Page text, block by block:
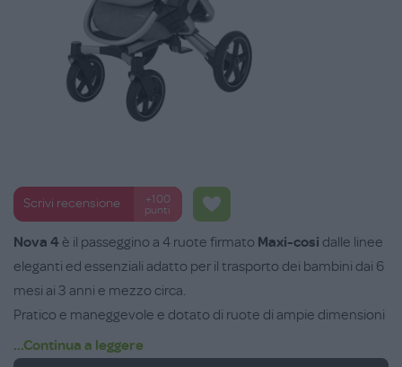
Scrivi recensione
+100
punti
Nova 4 è il passeggino a 4 ruote firmato Maxi-cosi dalle linee
eleganti ed essenziali adatto per il trasporto dei bambini dai 6
mesi ai 3 anni e mezzo circa.
Pratico e maneggevole e dotato di ruote di ampie dimensioni
tutte realizzate con materiale antiforatura e con sospensioni
e cuscinetti a sfera per affrontare qualsiasi tipo di terreno. Le
...Continua a leggere